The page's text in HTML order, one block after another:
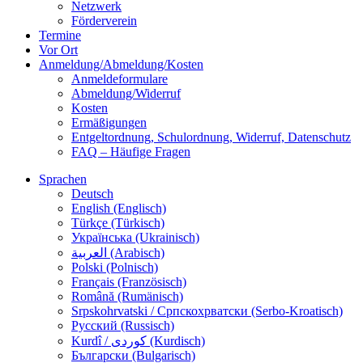
Netzwerk
Förderverein
Termine
Vor Ort
Anmeldung/Abmeldung/Kosten
Anmeldeformulare
Abmeldung/Widerruf
Kosten
Ermäßigungen
Entgeltordnung, Schulordnung, Widerruf, Datenschutz
FAQ – Häufige Fragen
Sprachen
Deutsch
English (Englisch)
Türkçe (Türkisch)
Українська (Ukrainisch)
العربية (Arabisch)
Polski (Polnisch)
Français (Französisch)
Română (Rumänisch)
Srpskohrvatski / Српскохрватски (Serbo-Kroatisch)
Русский (Russisch)
Kurdî / كوردی (Kurdisch)
Български (Bulgarisch)